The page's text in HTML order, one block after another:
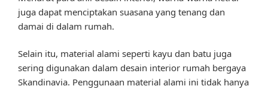
juga dapat menciptakan suasana yang tenang dan
damai di dalam rumah.
Selain itu, material alami seperti kayu dan batu juga
sering digunakan dalam desain interior rumah bergaya
Skandinavia. Penggunaan material alami ini tidak hanya